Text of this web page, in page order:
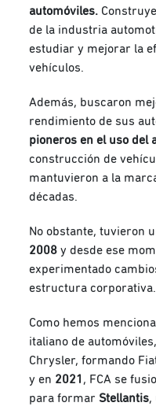
automóviles.
de la industria
estudiar y mejorar la
vehículos.
Además, buscaron
rendimiento de sus
pioneros en el uso del
construcción de
mantuvieron a la
décadas.
No obstante, tuvieron
2008 y desde ese
experimentado
estructura corporativa.
Como hemos
italiano de
Chrysler, formando
y en 2021 , FCA se
para formar Stellantis,